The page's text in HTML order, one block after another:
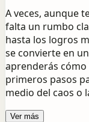
A veces, aunque
falta un rumbo
hasta los logros
se convierte en
aprenderás cómo
primeros pasos
medio del caos o
Ver más